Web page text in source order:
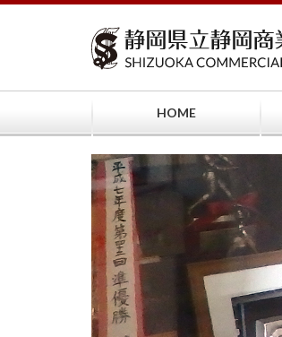
コ
キ
HOME